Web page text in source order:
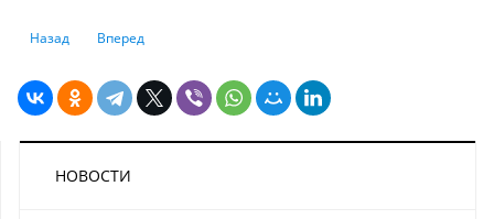
Предыдущий: Мошенники активизировались перед мартовскими
Назад Следующий: Как покончить с нищетой
Вперед
НОВОСТИ